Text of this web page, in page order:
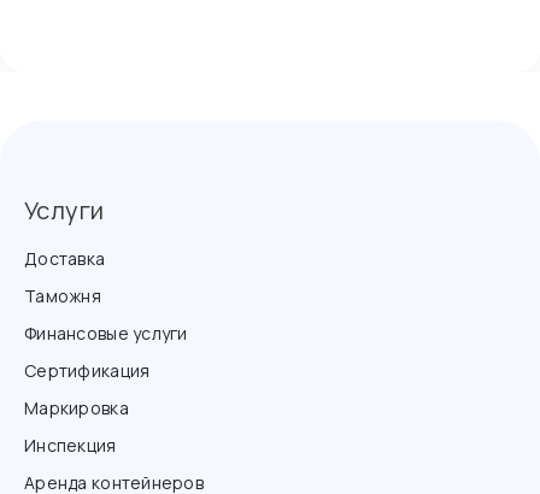
Услуги
Доставка
Таможня
Финансовые услуги
Сертификация
Маркировка
Инспекция
Аренда контейнеров